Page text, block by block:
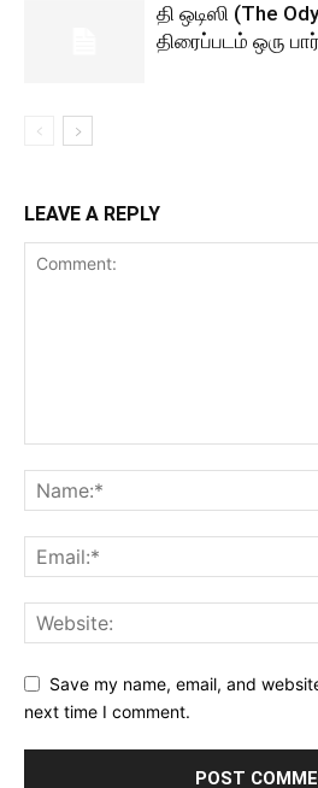
தி ஒடிஸி (The
திரைப்படம் ஒரு
LEAVE A REPLY
Save my name, email, and
next time I comment.